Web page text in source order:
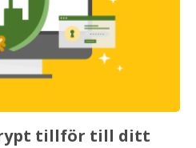
tillför till ditt